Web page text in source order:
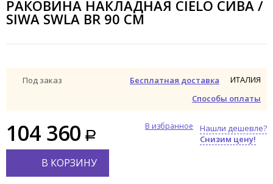
РАКОВИНА НАКЛАДНАЯ CIELO СИВА /
SIWA SWLA BR 90 СМ
Под заказ
Бесплатная доставка
Способы оплаты
ИТАЛИЯ
104 360
Нашли дешевле?
Снизим цену!
В избранное
В КОРЗИНУ